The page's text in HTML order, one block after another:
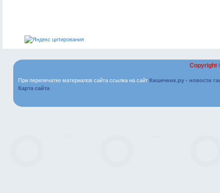
Copyright
При перепечатке материалов сайта ссылка на сайт Кишечник.ру - новости
Карта сайта